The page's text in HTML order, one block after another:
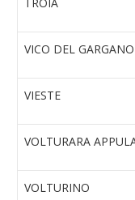
VICO DEL GARGANO
VIESTE
VOLTURARA
VOLTURINO